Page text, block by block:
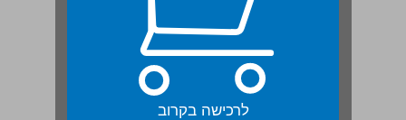
לרכישה בקרוב